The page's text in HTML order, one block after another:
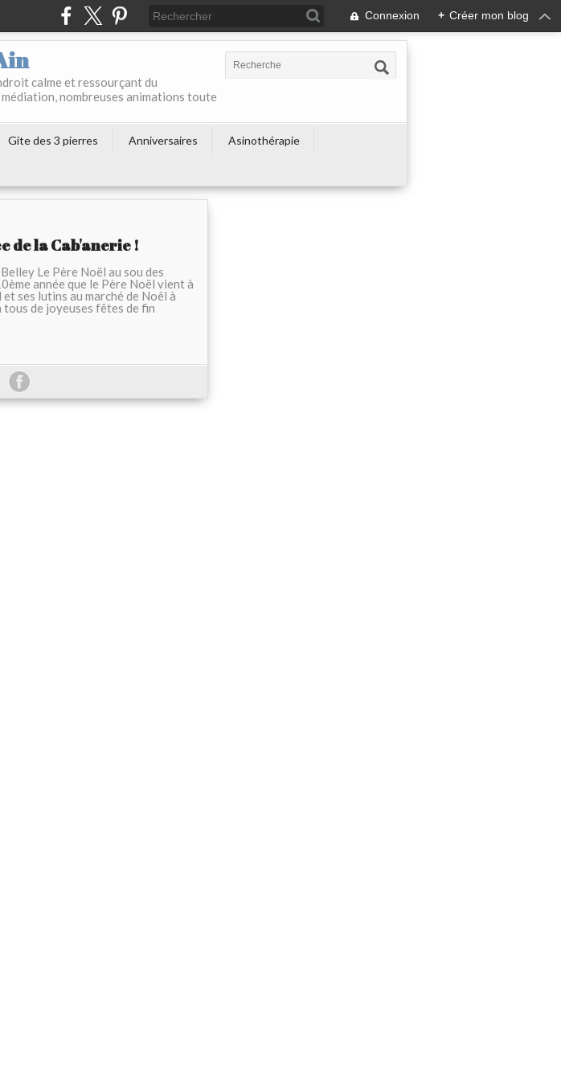
Connexion + Créer mon blog
calme et ressourçant du
nombreuses animations toute
Gite des 3 pierres Anniversaires
Asinothérapie
de la Cab'anerie !
Le Père Noël au sou des
année que le Père Noël vient à
ses lutins au marché de Noêl à
de joyeuses fêtes de fin